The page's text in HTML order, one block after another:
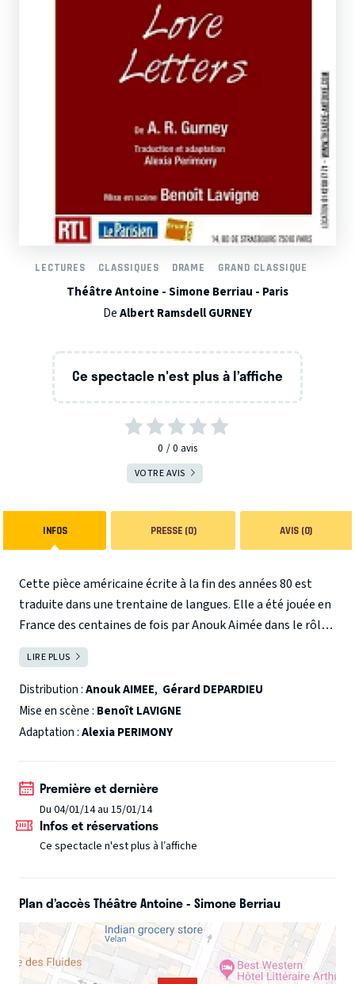
LECTURES CLASSIQUES DRAME GRAND CLASSIQUE
Théâtre Antoine - Simone Berriau - Paris
DeAlbert Ramsdell GURNEY
Ce spectacle n'est plus à l’affiche
0 0 avis
VOTRE AVIS
INFOS PRESSE (0) AVIS (0)
Cette pièce américaine écrite à la fin des années 80 est
traduite dans une trentaine de langues. Elle a été jouée en
France des centaines de fois par Anouk Aimée dans le rôle
de Melissa, tandis que se sont succédés pour le rôle d'Andy :
Bruno Cremer, Jean-Louis Trintignant, Philippe Noiret,
Jacques Weber et Alain Delon. Tout au long de leur vie
Melissa et Andy se sont aimés de loin, par correspondance,
sans jamais pouvoir être ensemble. Le destin, la vie, les
l'amitié taquine de l'enfance, la passion adolescente, la
complexité des sentiments mêlée aux espoirs et
désillusions de l'âge adulte. Leur relation épistolaire est à
la fois drôle, tendre et d'une réalité bouleversante
LIRE PLUS
Distribution :Anouk AIMEE, Gérard DEPARDIEU
Mise en scène : Benoît LAVIGNE
Adaptation :Alexia PERIMONY
Première et dernière
Du 04/01/14 au 15/01/14
Infos et réservations
Ce spectacle n'est plus à l’affiche
Plan d’accès Théâtre Antoine - Simone Berriau